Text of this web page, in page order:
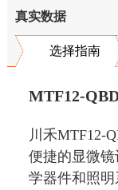
真实数据
选择指南
MTF12-
川禾MTF12-
便捷的显微
学器件和照